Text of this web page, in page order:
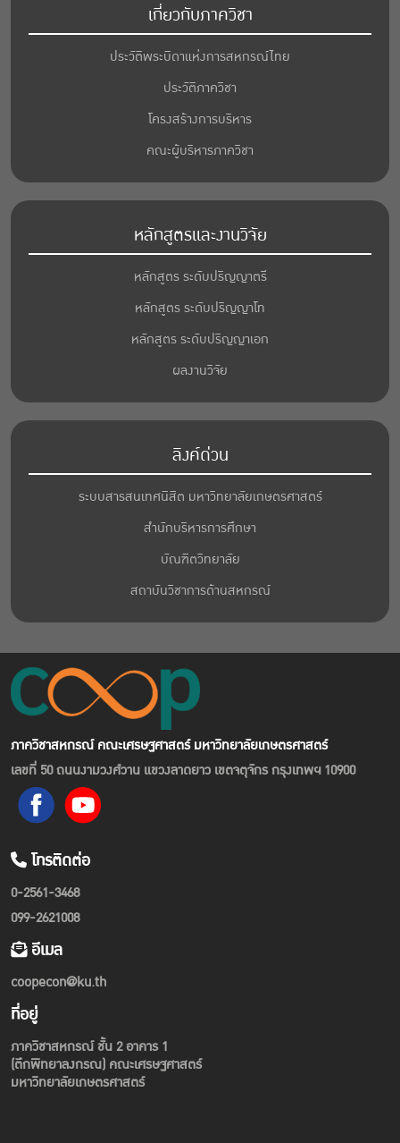
เกี่ยวกับภาควิชา
ประวัติพระบิดาแห่งการสหกรณ์ไทย
ประวัติภาควิชา
โครงสร้างการบริหาร
คณะผู้บริหารภาควิชา
หลักสูตรและงานวิจัย
หลักสูตร ระดับปริญญาตรี
หลักสูตร ระดับปริญญาโท
หลักสูตร ระดับปริญญาเอก
ผลงานวิจัย
ลิงค์ด่วน
ระบบสารสนเทศนิสิต มหาวิทยาลัยเกษตรศาสตร์
สำนักบริหารการศึกษา
บัณฑิตวิทยาลัย
สถาบันวิชาการด้านสหกรณ์
ภาควิชาสหกรณ์ คณะเศรษฐศาสตร์ มหาวิทยาลัยเกษตรศาสตร์
เลขที่ 50 ถนนงามวงศ์วาน แขวงลาดยาว เขตจตุจักร กรุงเทพฯ 10900
โทรติดต่อ
0-2561-3468
099-2621008
อีเมล
coopecon@ku.th
ที่อยู่
ภาควิชาสหกรณ์ ชั้น 2 อาคาร 1
(ตึกพิทยาลงกรณ) คณะเศรษฐศาสตร์
มหาวิทยาลัยเกษตรศาสตร์